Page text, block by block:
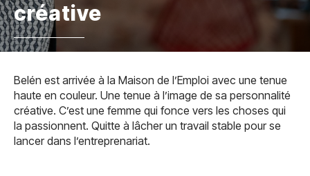
créative
Belén est arrivée à la Maison de l’Emploi avec une tenue
haute en couleur. Une tenue à l’image de sa personnalité
créative. C’est une femme qui fonce vers les choses qui
la passionnent. Quitte à lâcher un travail stable pour se
lancer dans l’entreprenariat.